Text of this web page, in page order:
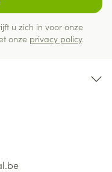
u zich in voor onze
onze privacy policy.